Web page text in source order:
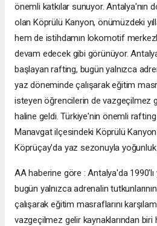
önemli katkılar sunuyor. Antalya'nın
olan Köprülü Kanyon, önümüzdeki
hem de istihdamın lokomotif
devam edecek gibi görünüyor.
başlayan rafting, bugün yalnızca
yaz döneminde çalışarak eğitim
isteyen öğrencilerin de vazgeçilmez
haline geldi. Türkiye'nin önemli
Manavgat ilçesindeki Köprülü
Köprüçay'da yaz sezonuyla yoğunluk
AA haberine göre : Antalya'da
bugün yalnızca adrenalin
çalışarak eğitim masraflarını
vazgeçilmez gelir kaynaklarından biri